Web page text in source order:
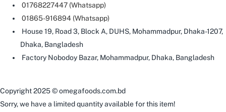
01768227447 (Whatsapp)
01865-916894 (Whatsapp)
House 19, Road 3, Block A, DUHS, Mohammadpur, Dhaka-1207,
Dhaka, Bangladesh
Factory Nobodoy Bazar, Mohammadpur, Dhaka, Bangladesh
Copyright 2025 © omegafoods.com.bd
Sorry, we have a limited quantity available for this item!